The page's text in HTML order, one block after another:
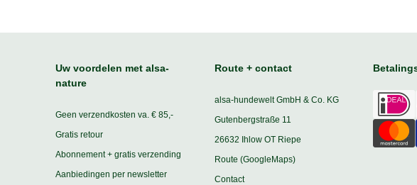
Uw voordelen met alsa-
nature
Geen verzendkosten va. € 85,-
Gratis retour
Abonnement + gratis verzending
Aanbiedingen per newsletter
Route + contact
alsa-hundewelt GmbH & Co. KG
Gutenbergstraße 11
26632 Ihlow OT Riepe
Route (GoogleMaps)
Contact